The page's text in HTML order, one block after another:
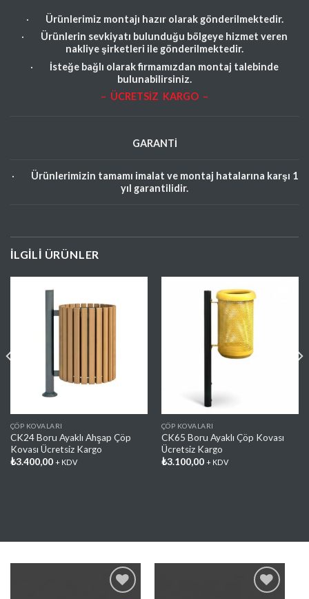
· Ürünlerimiz montajı hazır olarak gönderilmektedir.
· Ürünlerin sevkiyatı bulunduğu bölgeye hizmet veren
nakliye şirketleri ile gönderilmektedir.
· İsteğe bağlı olarak firmamızdan montaj talebinde
bulunabilirsiniz.
– ÜCRETSİZ KARGO –
GARANTİ
· Ürünlerimizin tamamı imalat ve montaj hatalarına karşı 1
yıl garantilidir.
İLGILI ÜRÜNLER
ÇÖP KOVALARI
CK24 Boru Ayaklı Ahşap Çöp
Kovası Ücretsiz Kargo
₺3.400,00 + KDV
ÇÖP KOVALARI
CK65 Boru Ayaklı Çöp Kovası
Ücretsiz Kargo
₺3.100,00 + KDV